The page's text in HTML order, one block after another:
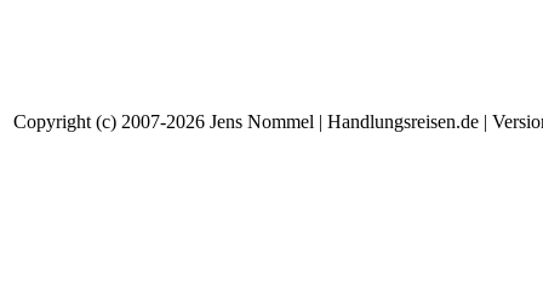
Copyright (c) 2007-2026 Jens Nommel | Handlungsreisen.de |